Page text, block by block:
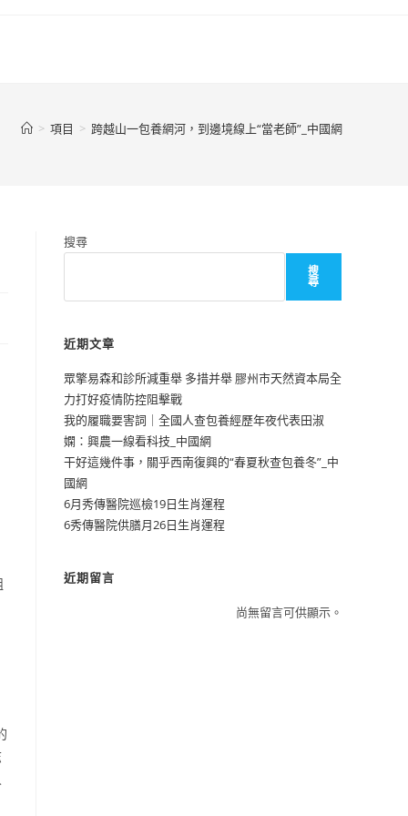
> 項目 > 跨越山一包養網河，到邊境線上“當老師”_中國網
搜尋
搜
尋
近期文章
眾擎易森和診所減重舉 多措并舉 膠州市天然資本局全
力打好疫情防控阻擊戰
我的履職要害詞｜全國人查包養經歷年夜代表田淑
嫻：興農一線看科技_中國網
干好這幾件事，關乎西南復興的“春夏秋查包養冬”_中
國網
6月秀傳醫院巡檢19日生肖運程
6秀傳醫院供膳月26日生肖運程
近期留言
尚無留言可供顯示。